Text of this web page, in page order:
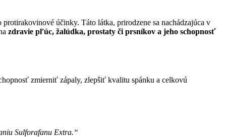
účinky. Táto látka, prirodzene sa nachádzajúca v
zdravie pľúc, žalúdka, prostaty či prsníkov a jeho schopnosť
zmierniť zápaly, zlepšiť kvalitu spánku a celkovú
Sulforafanu Extra.“